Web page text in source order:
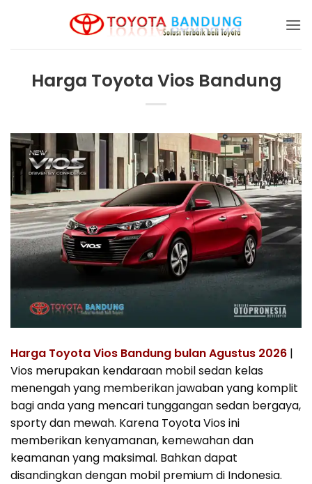
Harga Toyota Vios Bandung
Harga Toyota Vios Bandung bulan Agustus 2026 |
Vios merupakan kendaraan mobil sedan kelas
menengah yang memberikan jawaban yang komplit
bagi anda yang mencari tunggangan sedan bergaya,
sporty dan mewah. Karena Toyota Vios ini
memberikan kenyamanan, kemewahan dan
keamanan yang maksimal. Bahkan dapat
disandingkan dengan mobil premium di Indonesia.